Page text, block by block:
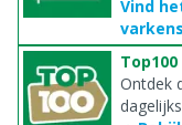
Vind
Ontdek